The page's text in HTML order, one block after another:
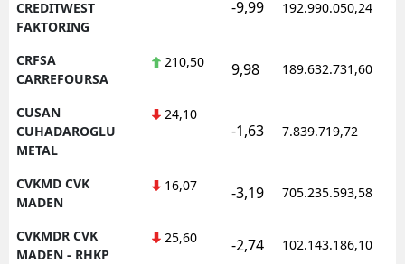
CREDITWEST
FAKTORING
-9,99 192.990.050,24
CRFSA
CARREFOURSA
210,50 9,98 189.632.731,60
CUSAN
CUHADAROGLU
METAL
24,10
-1,63 7.839.719,72
CVKMD CVK
MADEN
16,07 -3,19 705.235.593,58
CVKMDR CVK
MADEN - RHKP
25,60 -2,74 102.143.186,10